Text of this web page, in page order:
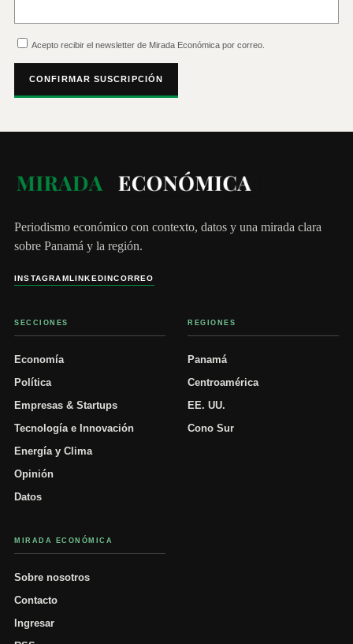
Acepto recibir el newsletter de Mirada Económica por correo.
CONFIRMAR SUSCRIPCIÓN
Periodismo económico con contexto, datos y una mirada clara
sobre Panamá y la región.
INSTAGRAMLINKEDINCORREO
SECCIONES
Economía
Política
Empresas & Startups
Tecnología e Innovación
Energía y Clima
Opinión
Datos
REGIONES
Panamá
Centroamérica
EE. UU.
Cono Sur
MIRADA ECONÓMICA
Sobre nosotros
Contacto
Ingresar